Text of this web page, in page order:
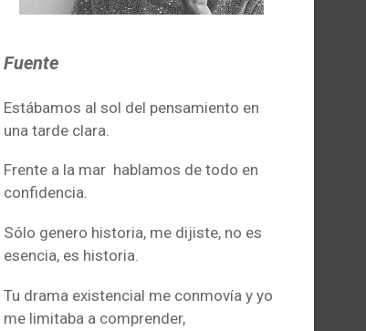
Fuente
Estábamos al sol del pensamiento en
una tarde clara.
Frente a la mar hablamos de todo en
confidencia.
Sólo genero historia, me dijiste, no es
esencia, es historia.
Tu drama existencial me conmovía y yo
me limitaba a comprender,